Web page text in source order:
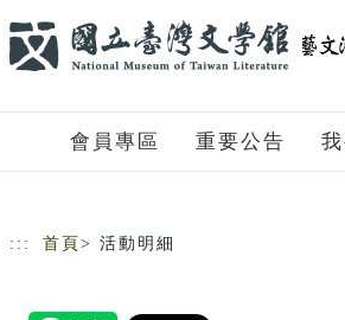
會員專區 重要公告
::: 首頁 > 活動明細